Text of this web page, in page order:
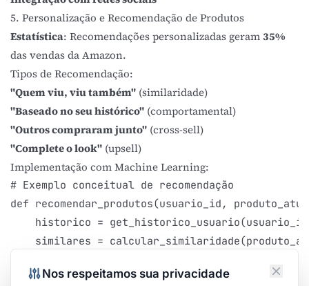
5. Personalização e Recomendação de Produtos
Estatística: Recomendações personalizadas geram35%
das vendas da Amazon.
Tipos de Recomendação:
"Quem viu, viu também" (similaridade)
"Baseado no seu histórico" (comportamental)
"Outros compraram junto" (cross-sell)
"Complete o look" (upsell)
Implementação com Machine Learning:
# Exemplo conceitual de recomendação
def recomendar_produtos(usuario_id,
historico =
similares =
Nos respeitamos sua privacidade